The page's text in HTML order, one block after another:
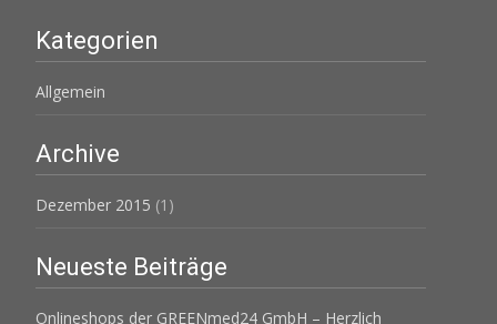
Kategorien
Allgemein
Archive
Dezember 2015 (1)
Neueste Beiträge
Onlineshops der GREENmed24 GmbH – Herzlich